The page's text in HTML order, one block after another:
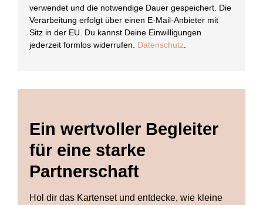
verwendet und die notwendige Dauer gespeichert. Die
Verarbeitung erfolgt über einen E-Mail-Anbieter mit
Sitz in der EU. Du kannst Deine Einwilligungen
jederzeit formlos widerrufen. Datenschutz
Ein wertvoller Begleiter
für eine starke
Partnerschaft
Hol dir das Kartenset und entdecke, wie kleine